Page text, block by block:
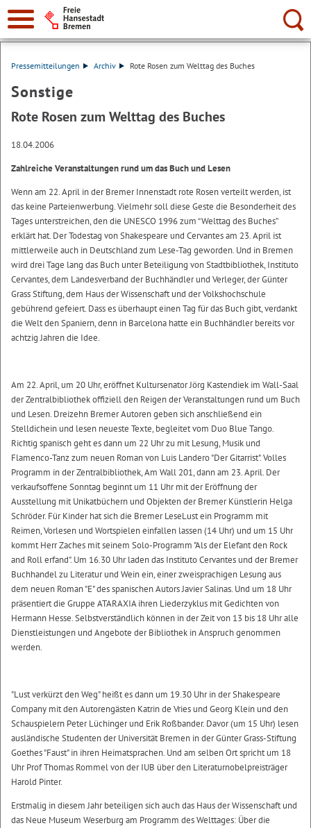
Suche:
Pressemitteilungen Archiv Rote Rosen zum Welttag des Buches
Sonstige
Rote Rosen zum Welttag des Buches
18.04.2006
Zahlreiche Veranstaltungen rund um das Buch und Lesen
Wenn am 22. April in der Bremer Innenstadt rote Rosen verteilt werden, ist
das keine Parteienwerbung. Vielmehr soll diese Geste die Besonderheit des
Tages unterstreichen, den die UNESCO 1996 zum “Welttag des Buches”
erklärt hat. Der Todestag von Shakespeare und Cervantes am 23. April ist
mittlerweile auch in Deutschland zum Lese-Tag geworden. Und in Bremen
wird drei Tage lang das Buch unter Beteiligung von Stadtbibliothek, Instituto
Cervantes, dem Landesverband der Buchhändler und Verleger, der Günter
Grass Stiftung, dem Haus der Wissenschaft und der Volkshochschule
gebührend gefeiert. Dass es überhaupt einen Tag für das Buch gibt, verdankt
die Welt den Spaniern, denn in Barcelona hatte ein Buchhändler bereits vor
achtzig Jahren die Idee.
Am 22. April, um 20 Uhr, eröffnet Kultursenator Jörg Kastendiek im Wall-Saal
der Zentralbibliothek offiziell den Reigen der Veranstaltungen rund um Buch
und Lesen. Dreizehn Bremer Autoren geben sich anschließend ein
Stelldichein und lesen neueste Texte, begleitet vom Duo Blue Tango.
Richtig spanisch geht es dann um 22 Uhr zu mit Lesung, Musik und
Flamenco-Tanz zum neuen Roman von Luis Landero "Der Gitarrist". Volles
Programm in der Zentralbibliothek, Am Wall 201, dann am 23. April. Der
verkaufsoffene Sonntag beginnt um 11 Uhr mit der Eröffnung der
Ausstellung mit Unikatbüchern und Objekten der Bremer Künstlerin Helga
Schröder. Für Kinder hat sich die Bremer LeseLust ein Programm mit
Reimen, Vorlesen und Wortspielen einfallen lassen (14 Uhr) und um 15 Uhr
kommt Herr Zaches mit seinem Solo-Programm "Als der Elefant den Rock
and Roll erfand". Um 16.30 Uhr laden das Instituto Cervantes und der Bremer
Buchhandel zu Literatur und Wein ein, einer zweisprachigen Lesung aus
dem neuen Roman "E" des spanischen Autors Javier Salinas. Und um 18 Uhr
präsentiert die Gruppe ATARAXIA ihren Liederzyklus mit Gedichten von
Hermann Hesse. Selbstverständlich können in der Zeit von 13 bis 18 Uhr alle
Dienstleistungen und Angebote der Bibliothek in Anspruch genommen
werden.
"Lust verkürzt den Weg" heißt es dann um 19.30 Uhr in der Shakespeare
Company mit den Autorengästen Katrin de Vries und Georg Klein und den
Schauspielern Peter Lüchinger und Erik Roßbander. Davor (um 15 Uhr) lesen
ausländische Studenten der Universität Bremen in der Günter Grass-Stiftung
Goethes "Faust" in ihren Heimatsprachen. Und am selben Ort spricht um 18
Uhr Prof Thomas Rommel von der IUB über den Literaturnobelpreisträger
Harold Pinter.
Erstmalig in diesem Jahr beteiligen sich auch das Haus der Wissenschaft und
das Neue Museum Weserburg am Programm des Welttages: Über die